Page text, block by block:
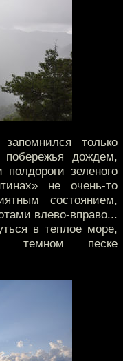
только
дождем,
зеленого
не очень-то
состоянием,
влево-вправо...
в теплое море,
темном песке